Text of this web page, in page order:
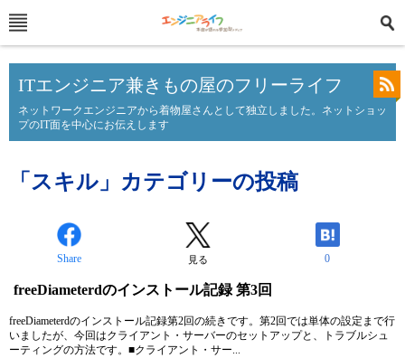
ITエンジニア兼きもの屋のフリーライフ
ネットワークエンジニアから着物屋さんとして独立しました。ネットショッ
プのIT面を中心にお伝えします
「スキル」カテゴリーの投稿
Share 見る 0
freeDiameterdのインストール記録 第3回
freeDiameterdのインストール記録第2回の続きです。第2回では単体の設定まで行
いましたが、今回はクライアント・サーバーのセットアップと、トラブルシュ
ーティングの方法です。■クライアント・サー...